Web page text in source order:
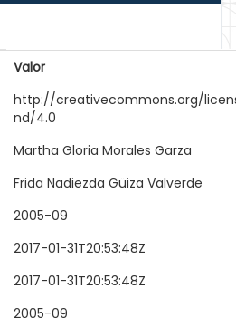
Valor
http://creativecommons.org/
nd/4.0
Martha Gloria Morales Garza
Frida Nadiezda Güiza Valverde
2005-09
2017-01-31T20:53:48Z
2017-01-31T20:53:48Z
2005-09